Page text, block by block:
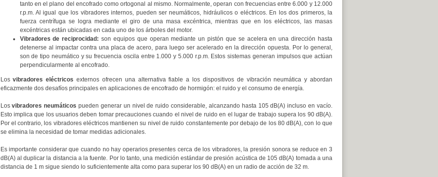
tanto en el plano del encofrado como ortogonal al mismo. Normalmente, operan con frecuencias entre 6.000 y 12.000
r.p.m. Al igual que los vibradores internos, pueden ser neumáticos, hidráulicos o eléctricos. En los dos primeros, la
fuerza centrífuga se logra mediante el giro de una masa excéntrica, mientras que en los eléctricos, las masas
excéntricas están ubicadas en cada uno de los árboles del motor.
Vibradores de reciprocidad: son equipos que operan mediante un pistón que se acelera en una dirección hasta
detenerse al impactar contra una placa de acero, para luego ser acelerado en la dirección opuesta. Por lo general,
son de tipo neumático y su frecuencia oscila entre 1.000 y 5.000 r.p.m. Estos sistemas generan impulsos que actúan
perpendicularmente al encofrado.
Losvibradores eléctricos externos ofrecen una alternativa fiable a los dispositivos de vibración neumática y abordan
eficazmente dos desafíos principales en aplicaciones de encofrado de hormigón: el ruido y el consumo de energía.
Losvibradores neumáticos pueden generar un nivel de ruido considerable, alcanzando hasta 105 dB(A) incluso en vacío.
Esto implica que los usuarios deben tomar precauciones cuando el nivel de ruido en el lugar de trabajo supera los 90 dB(A).
Por el contrario, los vibradores eléctricos mantienen su nivel de ruido constantemente por debajo de los 80 dB(A), con lo que
se elimina la necesidad de tomar medidas adicionales.
Es importante considerar que cuando no hay operarios presentes cerca de los vibradores, la presión sonora se reduce en 3
dB(A) al duplicar la distancia a la fuente. Por lo tanto, una medición estándar de presión acústica de 105 dB(A) tomada a una
distancia de 1 m sigue siendo lo suficientemente alta como para superar los 90 dB(A) en un radio de acción de 32 m.